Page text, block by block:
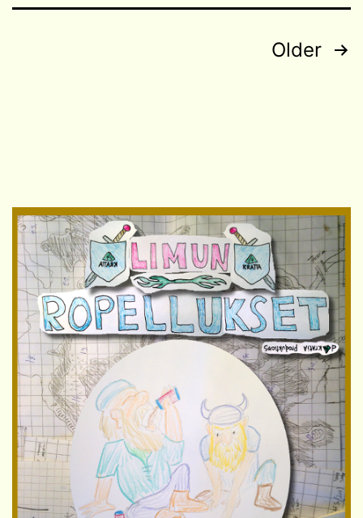
Older